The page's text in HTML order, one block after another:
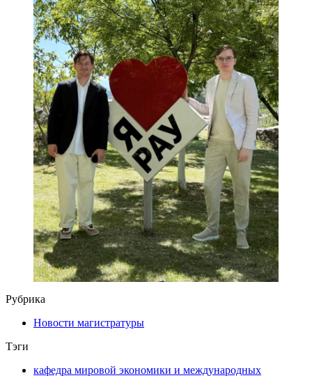
Рубрика
Новости магистратуры
Тэги
кафедра мировой экономики и международных